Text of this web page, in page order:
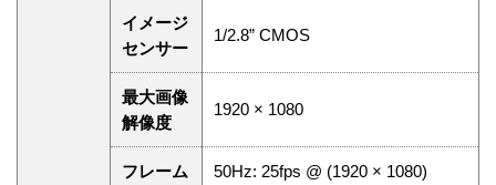
イメージ
センサー
1/2.8” CMOS
最大画像
解像度
1920 × 1080
フレーム
50Hz: 25fps @ (1920 × 1080)